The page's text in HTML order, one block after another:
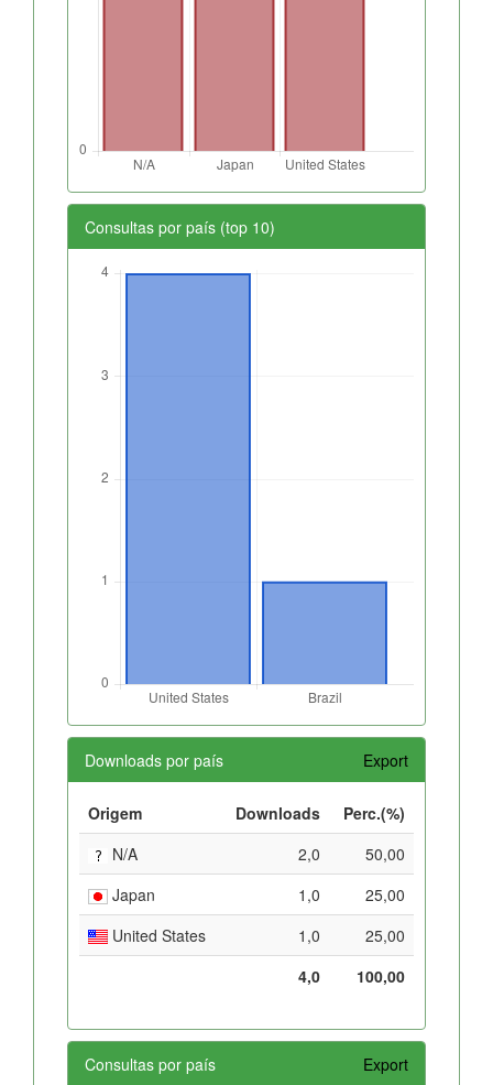
Consultas por país (top 10)
Downloads por país Export
Origem Downloads
Perc.(%)
N/A
2,0
50,00
Japan
1,0
25,00
United States
1,0
25,00
4,0
100,00
Consultas por país Export